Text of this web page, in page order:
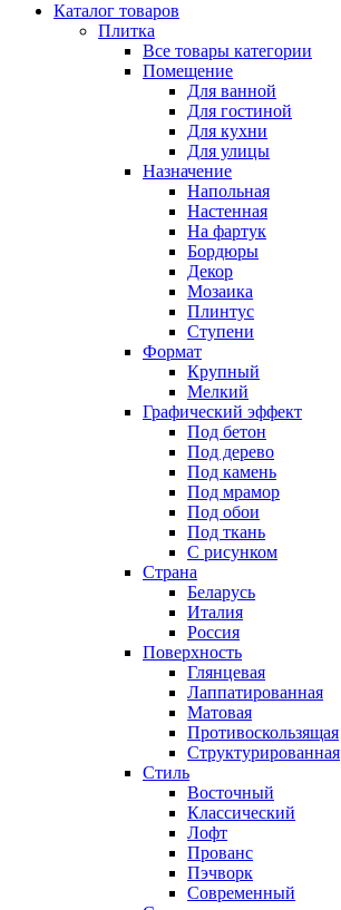
Каталог товаров
Плитка
Все товары категории
Помещение
Для ванной
Для гостиной
Для кухни
Для улицы
Назначение
Напольная
Настенная
На фартук
Бордюры
Декор
Мозаика
Плинтус
Ступени
Формат
Крупный
Мелкий
Графический эффект
Под бетон
Под дерево
Под камень
Под мрамор
Под обои
Под ткань
С рисунком
Страна
Беларусь
Италия
Россия
Поверхность
Глянцевая
Лаппатированная
Матовая
Противоскользящая
Структурированная
Стиль
Восточный
Классический
Лофт
Прованс
Пэчворк
Современный